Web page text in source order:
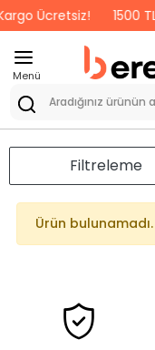
Ücretsiz! 1500
Menü
Filtreleme
Ürün bulunamadı.